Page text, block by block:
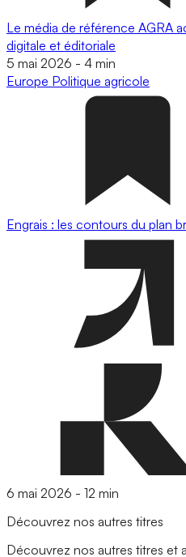
Le média de référence AGRA
digitale et éditoriale
5 mai 2026 - 4 min
Europe Politique agricole
Engrais : les contours du plan
6 mai 2026 - 12 min
Découvrez nos autres titres
Découvrez nos autres titres et